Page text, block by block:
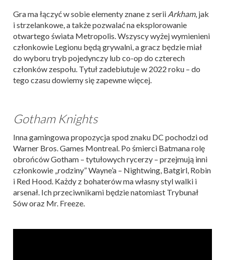
Gra ma łączyć w sobie elementy znane z serii Arkham, jak
i strzelankowe, a także pozwalać na eksplorowanie
otwartego świata Metropolis. Wszyscy wyżej wymienieni
członkowie Legionu będą grywalni, a gracz będzie miał
do wyboru tryb pojedynczy lub co-op do czterech
członków zespołu. Tytuł zadebiutuje w 2022 roku – do
tego czasu dowiemy się zapewne więcej.
Gotham Knights
Inna gamingowa propozycja spod znaku DC pochodzi od
Warner Bros. Games Montreal. Po śmierci Batmana rolę
obrońców Gotham – tytułowych rycerzy – przejmują inni
członkowie „rodziny” Wayne’a – Nightwing, Batgirl, Robin
i Red Hood. Każdy z bohaterów ma własny styl walki i
arsenał. Ich przeciwnikami będzie natomiast Trybunał
Sów oraz Mr. Freeze.